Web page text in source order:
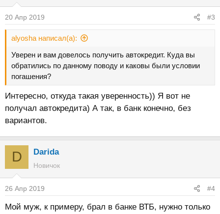
20 Апр 2019 #3
alyosha написал(а):
Уверен и вам довелось получить автокредит. Куда вы
обратились по данному поводу и каковы были условии
погашения?
Интересно, откуда такая уверенность)) Я вот не
получал автокредита) А так, в банк конечно, без
вариантов.
D Darida
Новичок
26 Апр 2019 #4
Мой муж, к примеру, брал в банке ВТБ, нужно только